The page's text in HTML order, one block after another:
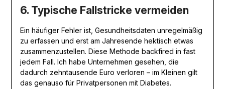
6. Typische Fallstricke vermeiden
Ein häufiger Fehler ist, Gesundheitsdaten unregelmäßig
zu erfassen und erst am Jahresende hektisch etwas
zusammenzustellen. Diese Methode backfired in fast
jedem Fall. Ich habe Unternehmen gesehen, die
dadurch zehntausende Euro verloren – im Kleinen gilt
das genauso für Privatpersonen mit Diabetes.